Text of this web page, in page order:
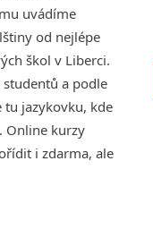
uvádíme
od nejlépe
škol v Liberci.
studentů a podle
tu jazykovku, kde
Online kurzy
i zdarma, ale